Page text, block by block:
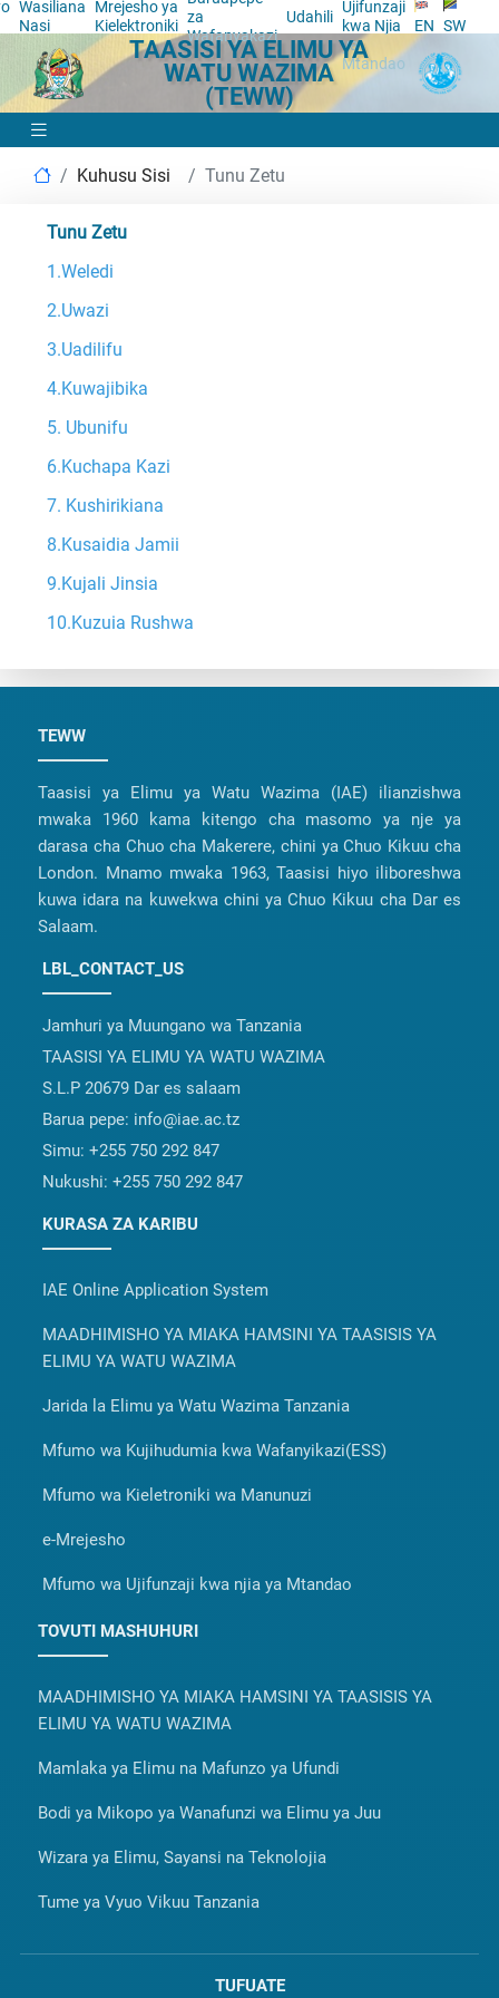
Wasiliana
Nasi
Mrejesho ya
Kielektroniki za
Wafanyakazi
Udahili Ujifunzaji
kwa Njia
ya
Mtandao
EN SW
TAASISI YA ELIMU YA
WATU WAZIMA
(TEWW)
Kuhusu Sisi Tunu Zetu
Tunu Zetu
1.Weledi
2.Uwazi
3.Uadilifu
4.Kuwajibika
5. Ubunifu
6.Kuchapa Kazi
7. Kushirikiana
8.Kusaidia Jamii
9.Kujali Jinsia
10.Kuzuia Rushwa
TEWW
Taasisi ya Elimu ya Watu Wazima (IAE) ilianzishwa
mwaka 1960 kama kitengo cha masomo ya nje ya
darasa cha Chuo cha Makerere, chini ya Chuo Kikuu cha
London. Mnamo mwaka 1963, Taasisi hiyo iliboreshwa
kuwa idara na kuwekwa chini ya Chuo Kikuu cha Dar es
Salaam.
LBL_CONTACT_US
Jamhuri ya Muungano wa Tanzania
TAASISI YA ELIMU YA WATU WAZIMA
S.L.P 20679 Dar es salaam
Barua pepe: info@iae.ac.tz
Simu: +255 750 292 847
Nukushi: +255 750 292 847
KURASA ZA KARIBU
IAE Online Application System
MAADHIMISHO YA MIAKA HAMSINI YA TAASISIS YA
ELIMU YA WATU WAZIMA
Jarida la Elimu ya Watu Wazima Tanzania
Mfumo wa Kujihudumia kwa Wafanyikazi(ESS)
Mfumo wa Kieletroniki wa Manunuzi
e-Mrejesho
Mfumo wa Ujifunzaji kwa njia ya Mtandao
TOVUTI MASHUHURI
MAADHIMISHO YA MIAKA HAMSINI YA TAASISIS YA
ELIMU YA WATU WAZIMA
Mamlaka ya Elimu na Mafunzo ya Ufundi
Bodi ya Mikopo ya Wanafunzi wa Elimu ya Juu
Wizara ya Elimu, Sayansi na Teknolojia
Tume ya Vyuo Vikuu Tanzania
TUFUATE